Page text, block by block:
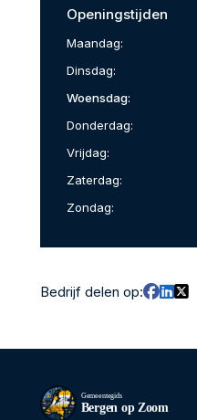
Openingstijden
Maandag:
Dinsdag:
Woensdag:
Donderdag:
Vrijdag:
Zaterdag:
Zondag:
Bedrijf delen op:
Gemeentegids
Bergen op Zoom